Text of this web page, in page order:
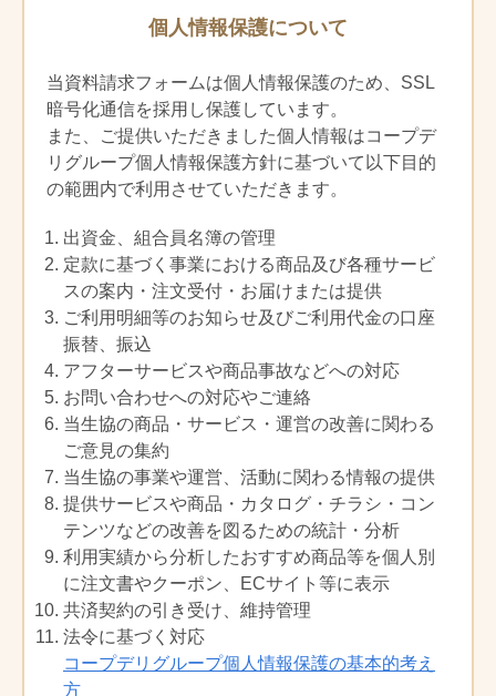
など、代金のお支払いに不安がある場
合
ービスの利用条件に合わず、円滑なサ
ービス利用が困難と想定される場合
③過剰な要求など生協とのトラブルが多
い場合、その他宅配事業のサービスの
円滑な提供に支障が想定される場合
の反社会的勢力であると認められる場
合
次の場合、生協は、行政庁の許可を得た
上で、組合員以外の方に対しても、生協
の定めにしたがって利用登録を受け付け
ることにより、前条に定める宅配事業の
サービスを利用させることができます。
その際、利用者は代金等の支払方法につ
いて生協との協議の上定め、必要な対応
を行うものとします。
①教育文化施設・医療施設・社会福祉施
設の設置者が施設利用者へのサービス
の提供に必要な物品を購入する場合
②被災地からの避難者が、災害発生から
一定期間の間、生活に必要な物品を購
入する場合
③1 ヶ月以内の期間を定めて、お試し利用
する場合
商品の注文は、当生協の指定する複数の
方法（ＯＣＲ注文書・インターネット・
て行うものとします。
手続きおよび取り扱いは、当生協の定め
によります。
注文受付締切後のキャンセルは、原則と
してお受けできません。
（利用制限）
第５条 注文した商品の数量・金額が、一般家庭
での利用限度を超える注文であると当生
協が判断した場合は、注文時または、引
渡し時の支払いを求めることがありま
す。
利用金額の限度は、コープデリ宅配合計
で５万円/週を原則とします。それ以上の
利用を希望する場合は、当生協に相談す
るものとします。
（商品のお届け）
第６条 商品は毎週決まった曜日にお届けしま
す。利用方法は、個人にお届けする個人
利用と、２人以上の組合員に一括してお
届けするグループ利用、指定の施設に商
品を取りに来ていただく利用等がありま
す。商品・商品カタログのお届けは、利
用方法・金額により「ご利用手数料に関
個人情報保護について
当資料請求フォームは個人情報保護のため、SSL
暗号化通信を採用し保護しています。
また、ご提供いただきました個人情報はコープデ
リグループ個人情報保護方針に基づいて以下目的
の範囲内で利用させていただきます。
出資金、組合員名簿の管理
定款に基づく事業における商品及び各種サービ
スの案内・注文受付・お届けまたは提供
ご利用明細等のお知らせ及びご利用代金の口座
振替、振込
アフターサービスや商品事故などへの対応
お問い合わせへの対応やご連絡
当生協の商品・サービス・運営の改善に関わる
ご意見の集約
当生協の事業や運営、活動に関わる情報の提供
提供サービスや商品・カタログ・チラシ・コン
テンツなどの改善を図るための統計・分析
利用実績から分析したおすすめ商品等を個人別
に注文書やクーポン、ECサイト等に表示
共済契約の引き受け、維持管理
法令に基づく対応
コープデリグループ個人情報保護の基本的考え
方